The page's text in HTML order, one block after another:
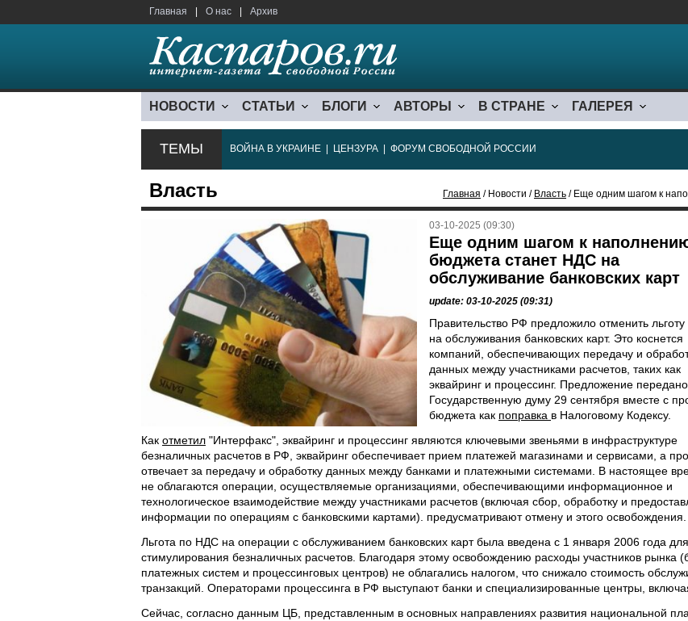
Главная О нас Архив
НОВОСТИ СТАТЬИ БЛОГИ АВТОРЫ В СТРАНЕ ГАЛЕРЕЯ
ТЕМЫ ВОЙНА В УКРАИНЕ ЦЕНЗУРА ФОРУМ СВОБОДНОЙ РОССИИ
Власть Главная / Новости / Власть / Еще одним шагом к
03-10-2025 (09:30)
Еще одним шагом к
бюджета станет НДС на
обслуживание банковских карт
update: 03-10-2025 (09:31)
Правительство РФ предложило отменить
на обслуживания банковских карт. Это коснется
компаний, обеспечивающих передачу и
данных между участниками расчетов, таких как
эквайринг и процессинг. Предложение
Государственную думу 29 сентября вместе с
бюджета как поправка в Налоговому Кодексу.
Как отметил "Интерфакс", эквайринг и процессинг являются ключевыми звеньями в инфраструктуре
безналичных расчетов в РФ, эквайринг обеспечивает прием платежей магазинами и сервисами, а
отвечает за передачу и обработку данных между банками и платежными системами. В настоящее
не облагаются операции, осуществляемые организациями, обеспечивающими информационное и
технологическое взаимодействие между участниками расчетов (включая сбор, обработку и
информации по операциям с банковскими картами). предусматривают отмену и этого освобождения.
Льгота по НДС на операции с обслуживанием банковских карт была введена с 1 января 2006 года для
стимулирования безналичных расчетов. Благодаря этому освобождению расходы участников рынка
платежных систем и процессинговых центров) не облагались налогом, что снижало стоимость
транзакций. Операторами процессинга в РФ выступают банки и специализированные центры,
Сейчас, согласно данным ЦБ, представленным в основных направлениях развития национальной